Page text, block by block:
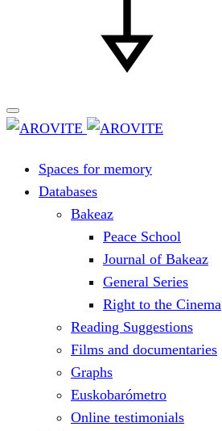
Spaces for memory
Databases
Bakeaz
Peace School
Journal of Bakeaz
General Series
Right to the Cinema
Reading Suggestions
Films and documentaries
Graphs
Euskobarómetro
Online testimonials